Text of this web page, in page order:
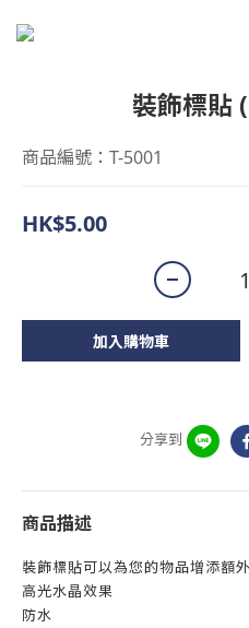
裝飾標貼
商品編號：T-5001
HK$5.00
加入購物車
分享到
商品描述
裝飾標貼可以為您的物品增添額
高光水晶效果
防水